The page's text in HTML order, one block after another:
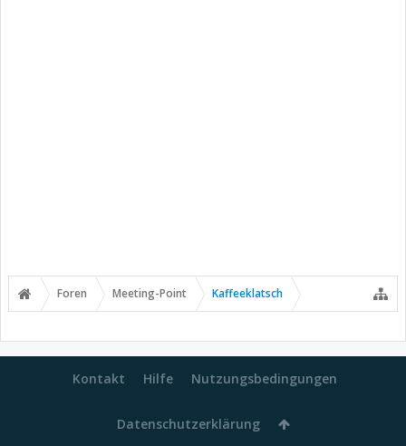
Foren Meeting-Point Kaffeeklatsch
Kontakt Hilfe Nutzungsbedingungen
Datenschutzerklärung